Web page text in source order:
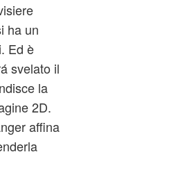
ha un
Ed è
svelato il
la
2D.
affina